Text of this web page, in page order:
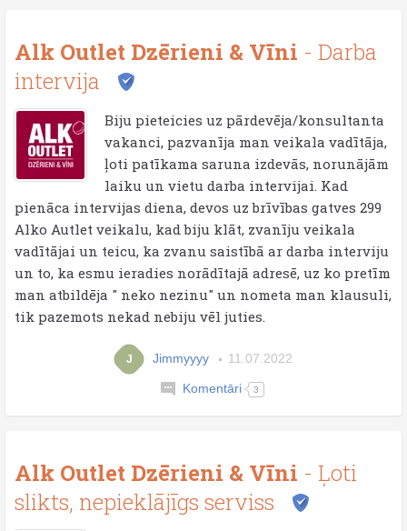
Alk Outlet Dzērieni & Vīni - Darba
intervija
Biju pieteicies uz pārdevēja/konsultanta
vakanci, pazvanīja man veikala vadītāja,
ļoti patīkama saruna izdevās, norunājām
laiku un vietu darba intervijai. Kad
pienāca intervijas diena, devos uz brīvības gatves 299
Alko Autlet veikalu, kad biju klāt, zvanīju veikala
vadītājai un teicu, ka zvanu saistībā ar darba interviju
un to, ka esmu ieradies norādītajā adresē, uz ko pretīm
man atbildēja " neko nezinu" un nometa man klausuli,
tik pazemots nekad nebiju vēl juties.
J Jimmyyyy 11.07.2022
Komentāri 3
Alk Outlet Dzērieni & Vīni - Ļoti
slikts, nepieklājīgs serviss